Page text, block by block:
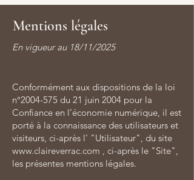
Mentions légales
En vigueur au 18/11/2025
Conformément aux dispositions de la loi
n°2004-575 du 21 juin 2004 pour la
Confiance en l’économie numérique, il est
porté à la connaissance des utilisateurs et
visiteurs, ci-après l' "Utilisateur", du site
www.claireverrac.com , ci-après le "Site",
les présentes mentions légales.